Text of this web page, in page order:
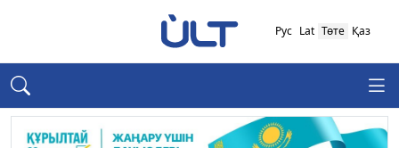
Қаз
Төте
Lat
Рус